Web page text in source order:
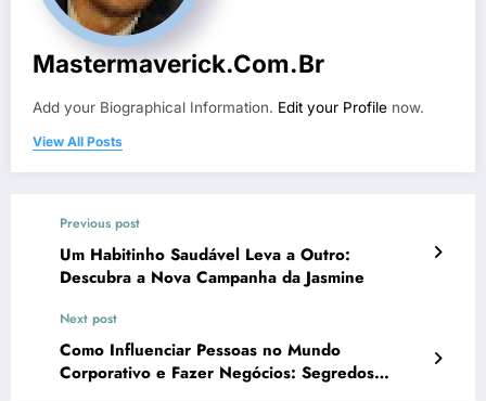
Mastermaverick.com.br
Add your Biographical Information. Edit your Profile now.
View All Posts
Previous post
Um Habitinho Saudável Leva a Outro:
Descubra a Nova Campanha da Jasmine
Next post
Como Influenciar Pessoas no Mundo
Corporativo e Fazer Negócios: Segredos